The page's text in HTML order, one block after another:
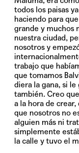
todos los paisas
haciendo para
grande y muchos
nuestra ciudad,
nosotros y
trabajo que
que tomamos
diera la gana, si
también. Creo
a la hora de
que nosotros no
alguien más ni
simplemente
la calle y tuvo el